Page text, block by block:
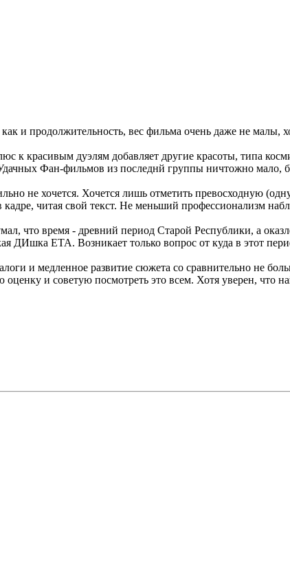
и продолжительность, вес фильма очень даже не малы,
к красивым дуэлям добавляет другие красоты, типа
Фан-фильмов из последнй группы ничтожно мало,
не хочется. Хочется лишь отметить превосходную
читая свой текст. Не меньший профессионализм
что время - древний период Старой Республики, а
ДИшка ЕТА. Возникает только вопрос от куда в этот
и медленное развитие сюжета со сравнительно не
и советую посмотреть это всем. Хотя уверен, что